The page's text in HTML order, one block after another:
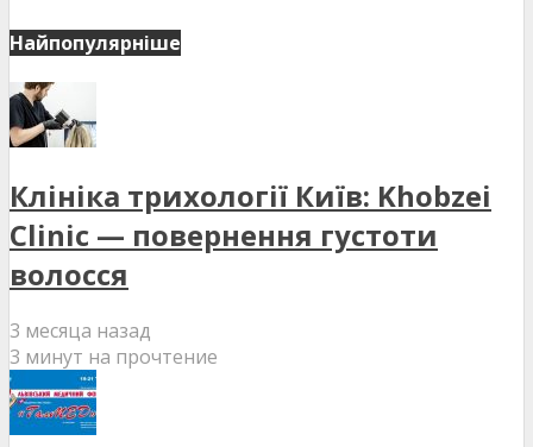
Найпопулярніше
Клініка трихології Київ: Khobzei
Clinic — повернення густоти
волосся
3 месяца назад
3 минут на прочтение